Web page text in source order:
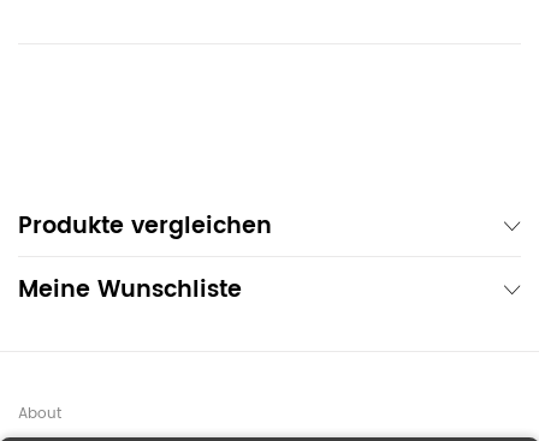
Produkte vergleichen
Meine Wunschliste
About